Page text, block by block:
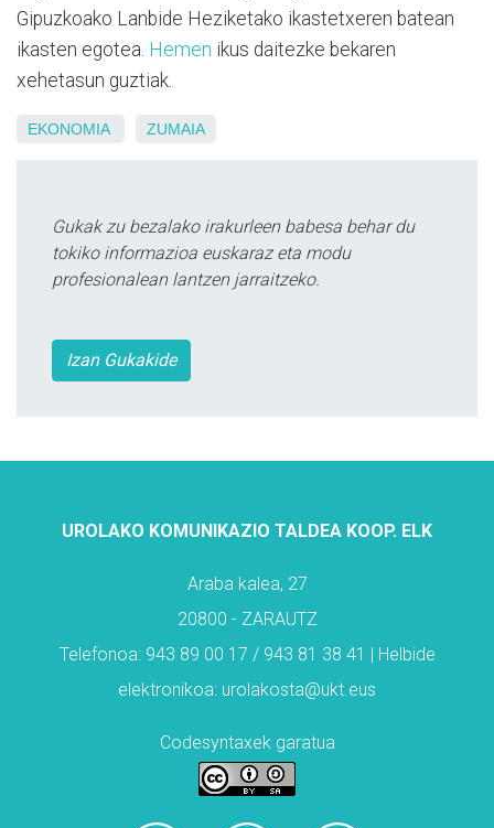
Gipuzkoako Lanbide Heziketako ikastetxeren batean
ikasten egotea. Hemen ikus daitezke bekaren
xehetasun guztiak.
EKONOMIA ZUMAIA
Gukak zu bezalako irakurleen babesa behar du
tokiko informazioa euskaraz eta modu
profesionalean lantzen jarraitzeko.
Izan Gukakide
UROLAKO KOMUNIKAZIO TALDEA KOOP. ELK
Araba kalea, 27
20800 - ZARAUTZ
Telefonoa: 943 89 00 17 / 943 81 38 41 | Helbide
elektronikoa: urolakosta@ukt.eus
Codesyntaxek garatua